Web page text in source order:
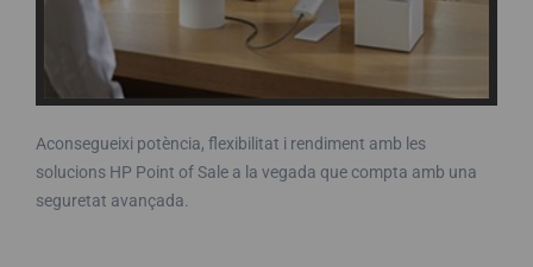
Aconsegueixi potència, flexibilitat i rendiment amb les
solucions HP Point of Sale a la vegada que compta amb una
seguretat avançada.